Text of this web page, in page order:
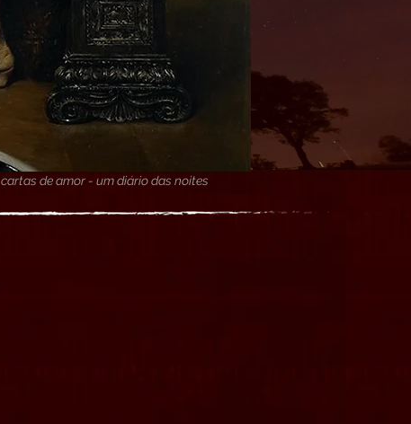
cartas de amor - um diário das noites